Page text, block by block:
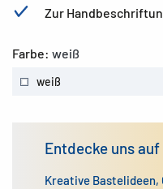
Zur
Farbe: weiß
weiß
Entdecke uns
Kreative Bastelideen,